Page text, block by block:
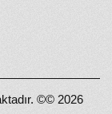
©© 2026